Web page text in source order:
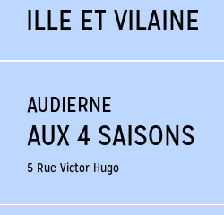
ILLE ET VILAINE
AUDIERNE
AUX 4 SAISONS
5 Rue Victor Hugo